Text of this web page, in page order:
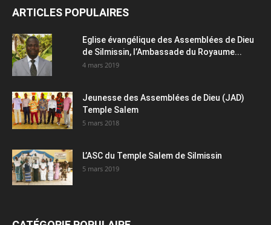
ARTICLES POPULAIRES
Eglise évangélique des Assemblées de Dieu
de Silmissin, l’Ambassade du Royaume...
4 mars 2019
Jeunesse des Assemblées de Dieu (JAD)
Temple Salem
5 mars 2018
L’ASC du Temple Salem de Silmissin
5 mars 2019